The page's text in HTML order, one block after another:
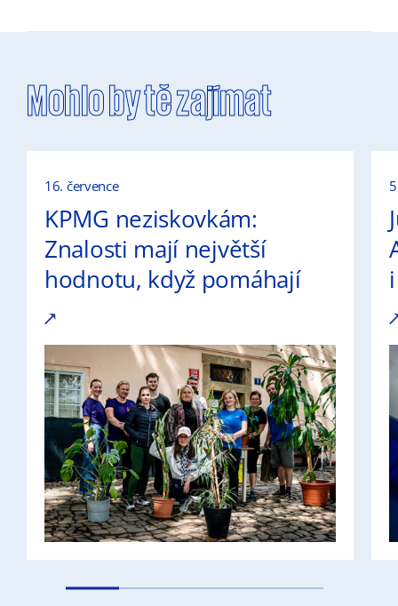
Mohlo by tě zajímat
16. července
KPMG neziskovkám:
Znalosti mají největší
hodnotu, když pomáhají